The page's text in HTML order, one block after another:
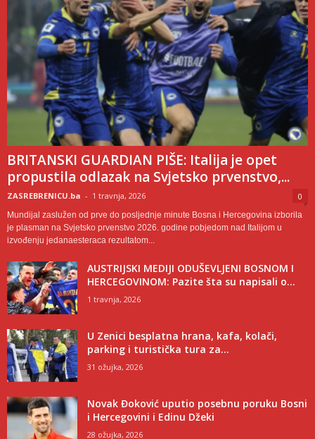
BRITANSKI GUARDIAN PIŠE: Italija je opet
propustila odlazak na Svjetsko prvenstvo,...
ZASREBRENICU.ba - 1 travnja, 2026 0
Mundijal zaslužen od prve do posljednje minute Bosna i Hercegovina izborila
je plasman na Svjetsko prvenstvo 2026. godine pobjedom nad Italijom u
izvođenju jedanaesteraca rezultatom...
AUSTRIJSKI MEDIJI ODUŠEVLJENI BOSNOM I
HERCEGOVINOM: Pazite šta su napisali o...
1 travnja, 2026
U Zenici besplatna hrana, kafa, kolači,
parking i turistička tura za...
31 ožujka, 2026
Novak Đoković uputio posebnu poruku Bosni
i Hercegovini i Edinu Džeki
28 ožujka, 2026